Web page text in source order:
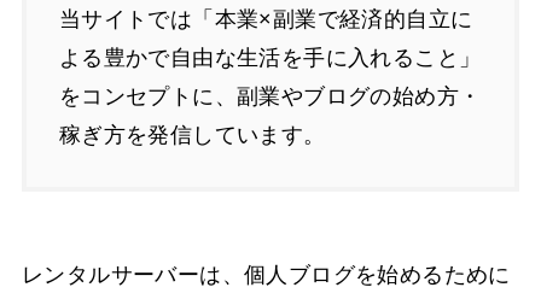
当サイトでは「本業×副業で経済的自立に
よる豊かで自由な生活を手に入れること」
をコンセプトに、副業やブログの始め方・
稼ぎ方を発信しています。
レンタルサーバーは、個人ブログを始めるために